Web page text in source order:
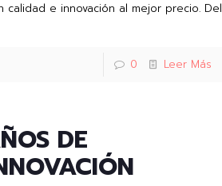
e innovación al mejor precio. Del
0 Leer Más
DE